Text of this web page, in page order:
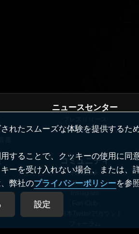
れたスムーズな体験を提供するた
することで、クッキーの使用に同
ーを受け入れない場合、または、
弊社のプライバシーポリシーを参
書
ニュースセンター
受賞履歴
コミュニティ
Facebook
YouTube
公式日本Twitterアカウント